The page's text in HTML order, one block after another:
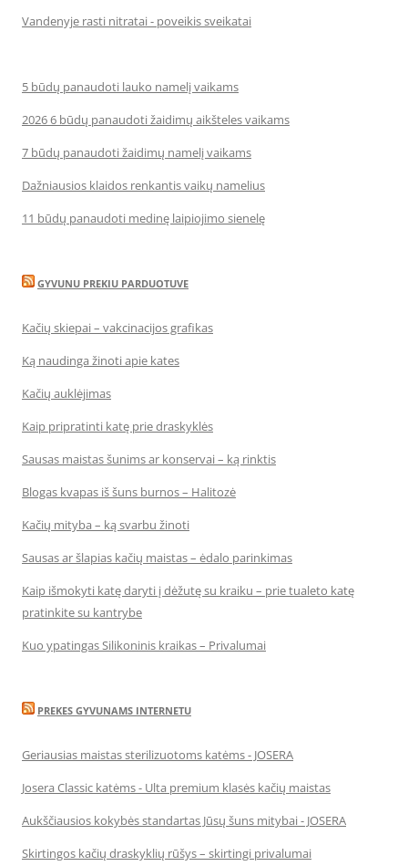
Vandenyje rasti nitratai - poveikis sveikatai
5 būdų panaudoti lauko namelį vaikams
2026 6 būdų panaudoti žaidimų aikšteles vaikams
7 būdų panaudoti žaidimų namelį vaikams
Dažniausios klaidos renkantis vaikų namelius
11 būdų panaudoti medinę laipiojimo sienelę
GYVUNU PREKIU PARDUOTUVE
Kačių skiepai – vakcinacijos grafikas
Ką naudinga žinoti apie kates
Kačių auklėjimas
Kaip pripratinti katę prie draskyklės
Sausas maistas šunims ar konservai – ką rinktis
Blogas kvapas iš šuns burnos – Halitozė
Kačių mityba – ką svarbu žinoti
Sausas ar šlapias kačių maistas – ėdalo parinkimas
Kaip išmokyti katę daryti į dėžutę su kraiku – prie tualeto katę
pratinkite su kantrybe
Kuo ypatingas Silikoninis kraikas – Privalumai
PREKES GYVUNAMS INTERNETU
Geriausias maistas sterilizuotoms katėms - JOSERA
Josera Classic katėms - Ulta premium klasės kačių maistas
Aukščiausios kokybės standartas Jūsų šuns mitybai - JOSERA
Skirtingos kačių draskyklių rūšys – skirtingi privalumai